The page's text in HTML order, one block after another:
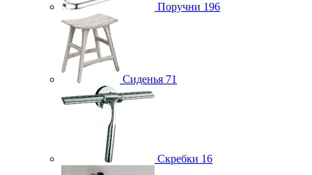
Поручни 196
Сиденья 71
Скребки 16